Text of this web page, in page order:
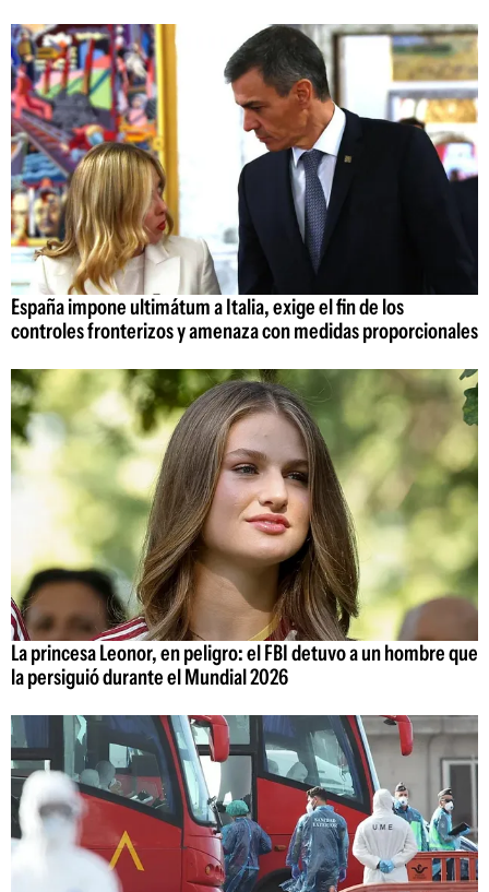
España impone ultimátum a Italia, exige el fin de los
controles fronterizos y amenaza con medidas proporcionales
La princesa Leonor, en peligro: el FBI detuvo a un hombre que
la persiguió durante el Mundial 2026